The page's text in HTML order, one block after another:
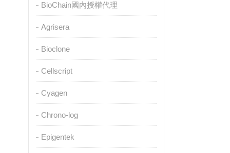
BioChain國內授權代理
Agrisera
Bioclone
Cellscript
Cyagen
Chrono-log
Epigentek